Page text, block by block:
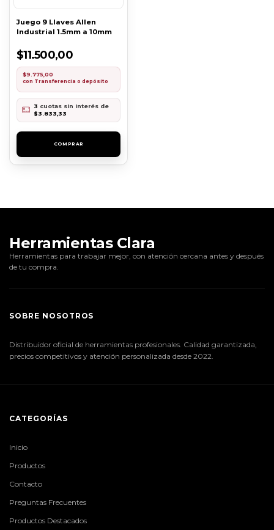
Juego 9 Llaves Allen
Industrial 1.5mm a 10mm
$11.500,00
$9.775,00
con Transferencia o depósito
3 cuotas sin interés de
$3.833,33
Herramientas Clara
Herramientas para trabajar mejor, con atención cercana antes y después
de tu compra.
SOBRE NOSOTROS
Distribuidor oficial de herramientas profesionales. Calidad garantizada,
precios competitivos y atención personalizada desde 2022.
CATEGORÍAS
Inicio
Productos
Contacto
Preguntas Frecuentes
Productos Destacados